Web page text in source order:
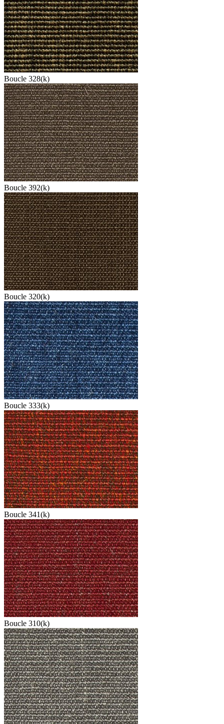
Boucle 328(k)
Boucle 392(k)
Boucle 320(k)
Boucle 333(k)
Boucle 341(k)
Boucle 310(k)